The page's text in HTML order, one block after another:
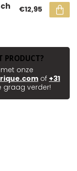
€12,95
PRODUCT?
onze
of +31
graag verder!